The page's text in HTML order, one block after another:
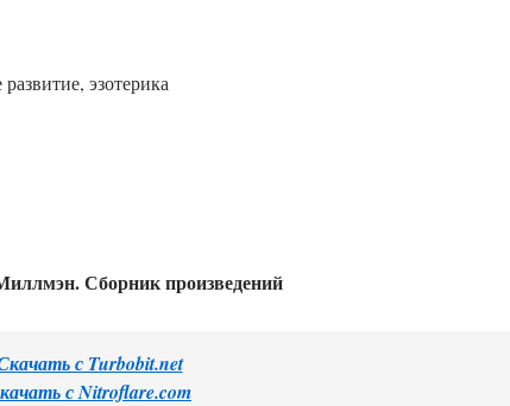
эзотерика
Сборник произведений
с Turbobit.net
с Nitroflare.com